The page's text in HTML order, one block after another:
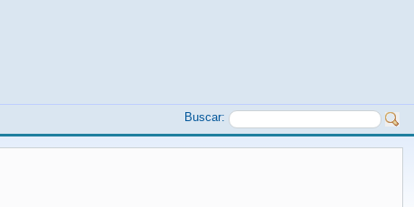
Buscar: